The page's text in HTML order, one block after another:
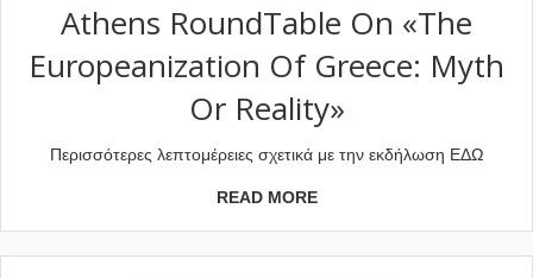
Athens RoundTable On «The
Europeanization Of Greece: Myth
Or Reality»
Περισσότερες λεπτομέρειες σχετικά με την εκδήλωση ΕΔΩ
READ MORE